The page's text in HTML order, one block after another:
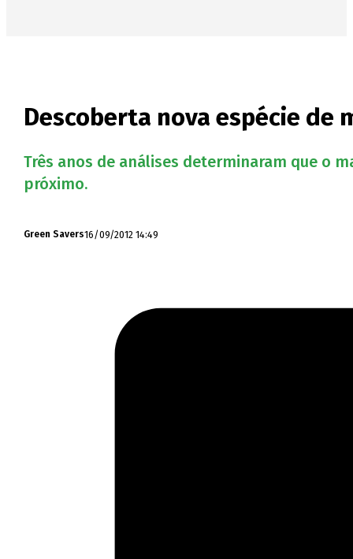
Descoberta nova espécie de
Três anos de análises determinaram que o
próximo.
Green Savers16/09/2012 14:49